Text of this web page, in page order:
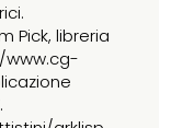
Pick, libreria
www.cg-